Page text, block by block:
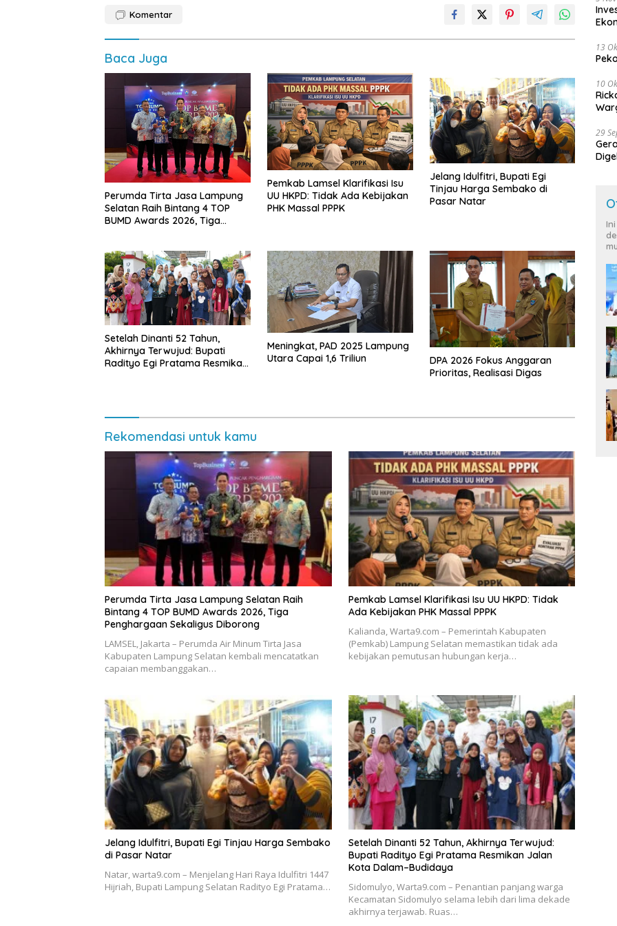
Komentar
Baca Juga
Perumda Tirta Jasa Lampung
Selatan Raih Bintang 4 TOP
BUMD Awards 2026, Tiga
Pemkab Lamsel Klarifikasi Isu
UU HKPD: Tidak Ada Kebijakan
PHK Massal PPPK
Jelang Idulfitri, Bupati Egi
Tinjau Harga Sembako di
Pasar Natar
Setelah Dinanti 52 Tahun,
Akhirnya Terwujud: Bupati
Radityo Egi Pratama Resmikan
Meningkat, PAD 2025 Lampung
Utara Capai 1,6 Triliun
DPA 2026 Fokus Anggaran
Prioritas, Realisasi Digas
Rekomendasi untuk kamu
Perumda Tirta Jasa Lampung Selatan Raih
Bintang 4 TOP BUMD Awards 2026, Tiga
Penghargaan Sekaligus Diborong
LAMSEL, Jakarta – Perumda Air Minum Tirta Jasa
Kabupaten Lampung Selatan kembali mencatatkan
capaian membanggakan…
Pemkab Lamsel Klarifikasi Isu UU HKPD: Tidak
Ada Kebijakan PHK Massal PPPK
Kalianda, Warta9.com – Pemerintah Kabupaten
(Pemkab) Lampung Selatan memastikan tidak ada
kebijakan pemutusan hubungan kerja…
Jelang Idulfitri, Bupati Egi Tinjau Harga Sembako
di Pasar Natar
Natar, warta9.com – Menjelang Hari Raya Idulfitri 1447
Hijriah, Bupati Lampung Selatan Radityo Egi Pratama…
Setelah Dinanti 52 Tahun, Akhirnya Terwujud:
Bupati Radityo Egi Pratama Resmikan Jalan
Kota Dalam–Budidaya
Sidomulyo, Warta9.com – Penantian panjang warga
Kecamatan Sidomulyo selama lebih dari lima dekade
akhirnya terjawab. Ruas…
13
10
29